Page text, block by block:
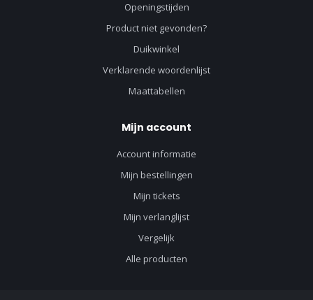
Openingstijden
Product niet gevonden?
Duikwinkel
Verklarende woordenlijst
Maattabellen
Mijn account
Account informatie
Mijn bestellingen
Mijn tickets
Mijn verlanglijst
Vergelijk
Alle producten